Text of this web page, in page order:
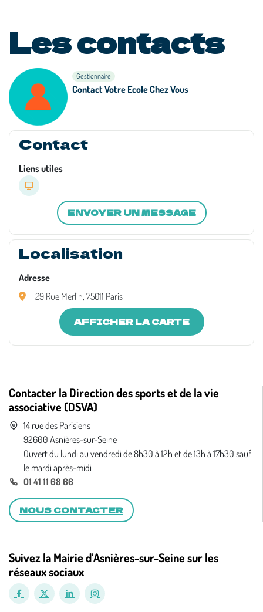
Les contacts
Gestionnaire
Contact Votre Ecole Chez Vous
Contact
Liens utiles
ENVOYER UN MESSAGE
Localisation
Adresse
29 Rue Merlin, 75011 Paris
AFFICHER LA CARTE
Contacter la Direction des sports et de la vie
associative (DSVA)
14 rue des Parisiens
92600 Asnières-sur-Seine
Ouvert du lundi au vendredi de 8h30 à 12h et de 13h à 17h30 sauf
le mardi après-midi
01 41 11 68 66
NOUS CONTACTER
Suivez la Mairie d’Asnières-sur-Seine sur les
réseaux sociaux